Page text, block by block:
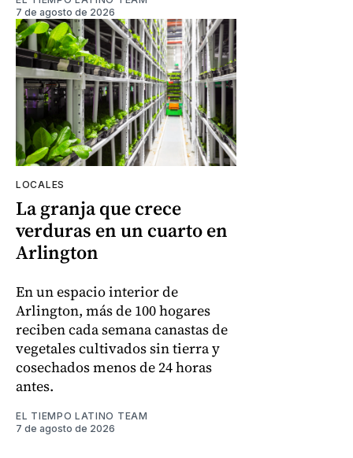
7 de agosto de 2026
LOCALES
La granja que crece
verduras en un cuarto en
Arlington
En un espacio interior de
Arlington, más de 100 hogares
reciben cada semana canastas de
vegetales cultivados sin tierra y
cosechados menos de 24 horas
antes.
EL TIEMPO LATINO TEAM
7 de agosto de 2026